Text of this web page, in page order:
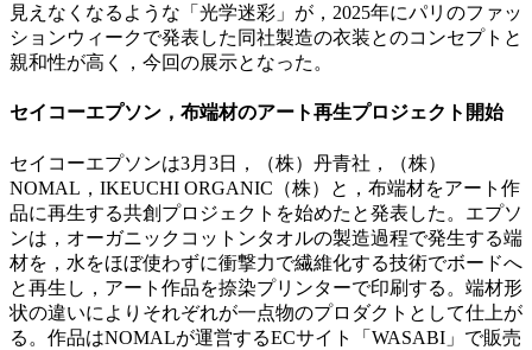
見えなくなるような「光学迷彩」が，2025年にパリのファッ
ションウィークで発表した同社製造の衣装とのコンセプトと
親和性が高く，今回の展示となった。
セイコーエプソン，布端材のアート再生プロジェクト開始
セイコーエプソンは3月3日，（株）丹青社，（株）
NOMAL，IKEUCHI ORGANIC（株）と，布端材をアート作
品に再生する共創プロジェクトを始めたと発表した。エプソ
ンは，オーガニックコットンタオルの製造過程で発生する端
材を，水をほぼ使わずに衝撃力で繊維化する技術でボードへ
と再生し，アート作品を捺染プリンターで印刷する。端材形
状の違いによりそれぞれが一点物のプロダクトとして仕上が
る。作品はNOMALが運営するECサイト「WASABI」で販売